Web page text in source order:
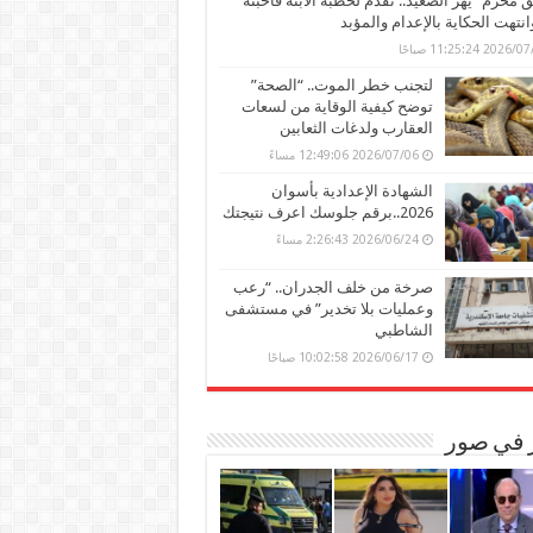
وانتهت الحكاية بالإعدام والمؤبد
20 11:25:24 صباحًا
لتجنب خطر الموت.. “الصحة”
توضح كيفية الوقاية من لسعات
العقارب ولدغات الثعابين
2026/07/06 12:49:06 مساءً
الشهادة الإعدادية بأسوان
2026..برقم جلوسك اعرف نتيجتك
2026/06/24 2:26:43 مساءً
صرخة من خلف الجدران.. “رعب
وعمليات بلا تخدير” في مستشفى
الشاطبي
2026/06/17 10:02:58 صباحًا
في صور